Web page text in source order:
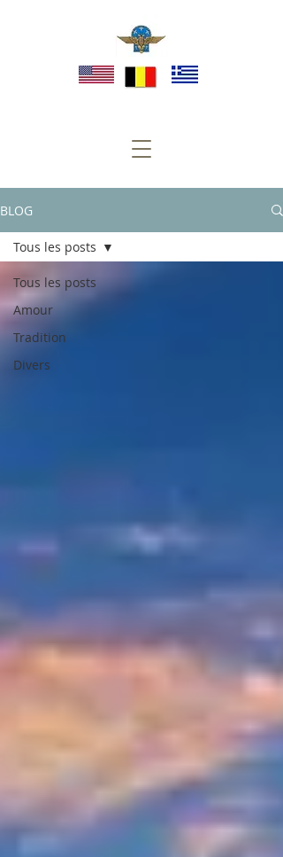
BLOG
Tous les posts
Amour
Tradition
Divers
Tous les posts